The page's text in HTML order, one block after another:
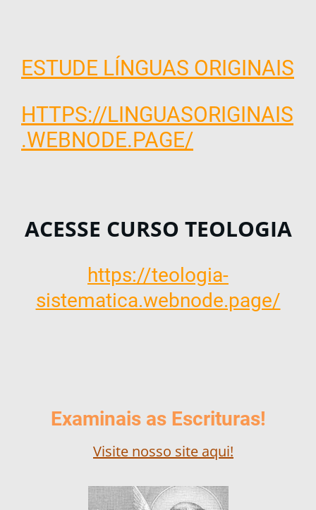
ESTUDE LÍNGUAS ORIGINAIS
HTTPS://LINGUASORIGINAIS
.WEBNODE.PAGE/
ACESSE CURSO TEOLOGIA
https://teologia-
sistematica.webnode.page/
Examinais as Escrituras!
Visite nosso site aqui!